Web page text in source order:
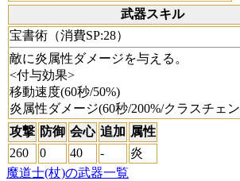
武器スキル
宝書術（消費SP:28）
敵に炎属性ダメージを与える。
<付与効果>
移動速度(60秒/50%)
炎属性ダメージ(60秒/200%/クラスチェ
攻撃 防御 会心 追加 属性
260
0 40 -
炎
魔道士(杖)の武器一覧